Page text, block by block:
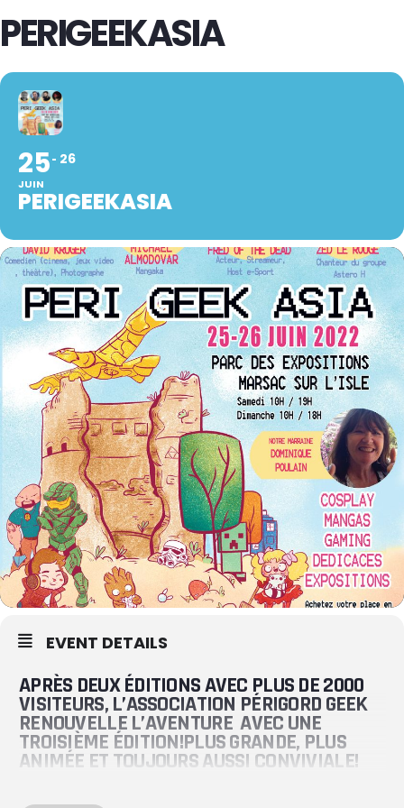
PERIGEEKASIA
25
JUIN
26
PERIGEEKASIA
EVENT DETAILS
APRÈS DEUX ÉDITIONS AVEC PLUS DE 2000
VISITEURS, L’ASSOCIATION PÉRIGORD GEEK
RENOUVELLE L’AVENTURE AVEC UNE
TROISIÈME ÉDITION!PLUS GRANDE, PLUS
ANIMÉE ET TOUJOURS AUSSI CONVIVIALE!